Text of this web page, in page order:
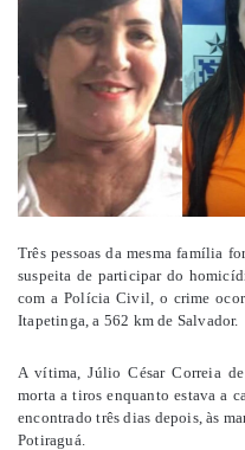
Três pessoas da mesma família
suspeita de participar do
com a Polícia Civil, o crime
Itapetinga, a 562 km de Salvador.
A vítima, Júlio César Correia
morta a tiros enquanto estava a
encontrado três dias depois, às
Potiraguá.